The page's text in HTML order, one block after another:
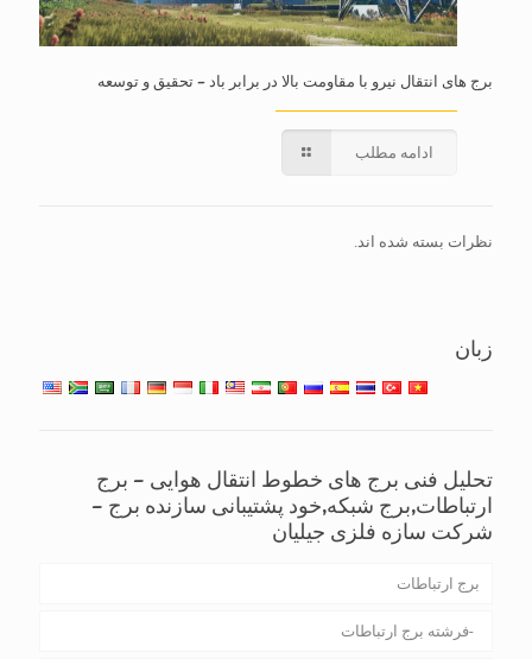
برج های انتقال نیرو با مقاومت بالا در برابر باد – تحقیق و توسعه
ادامه مطلب
نظرات بسته شده اند.
زبان
تحلیل فنی برج های خطوط انتقال هوایی – برج
ارتباطات,برج شبکه,خود پشتیبانی سازنده برج –
شرکت سازه فلزی جیلیان
برج ارتباطات
فرشته برج ارتباطات